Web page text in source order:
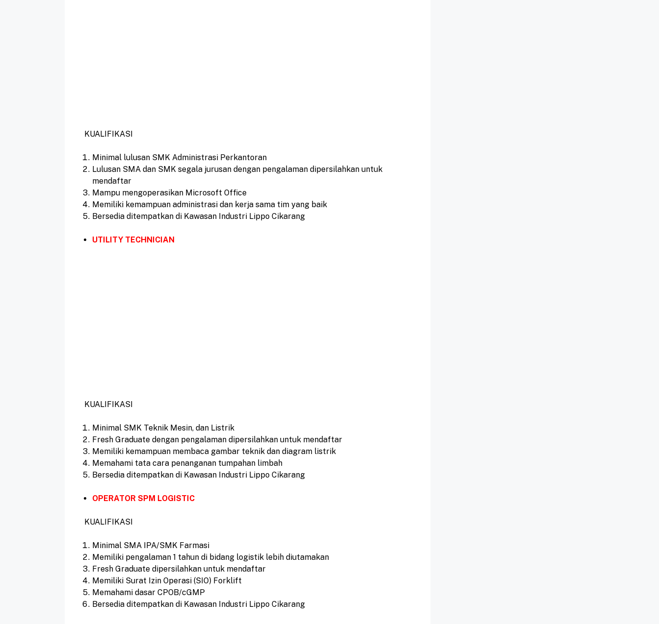
KUALIFIKASI
Minimal lulusan SMK Administrasi Perkantoran
Lulusan SMA dan SMK segala jurusan dengan pengalaman dipersilahkan untuk
mendaftar
Mampu mengoperasikan Microsoft Office
Memiliki kemampuan administrasi dan kerja sama tim yang baik
Bersedia ditempatkan di Kawasan Industri Lippo Cikarang
UTILITY TECHNICIAN
KUALIFIKASI
Minimal SMK Teknik Mesin, dan Listrik
Fresh Graduate dengan pengalaman dipersilahkan untuk mendaftar
Memiliki kemampuan membaca gambar teknik dan diagram listrik
Memahami tata cara penanganan tumpahan limbah
Bersedia ditempatkan di Kawasan Industri Lippo Cikarang
OPERATOR SPM LOGISTIC
KUALIFIKASI
Minimal SMA IPA/SMK Farmasi
Memiliki pengalaman 1 tahun di bidang logistik lebih diutamakan
Fresh Graduate dipersilahkan untuk mendaftar
Memiliki Surat Izin Operasi (SIO) Forklift
Memahami dasar CPOB/cGMP
Bersedia ditempatkan di Kawasan Industri Lippo Cikarang